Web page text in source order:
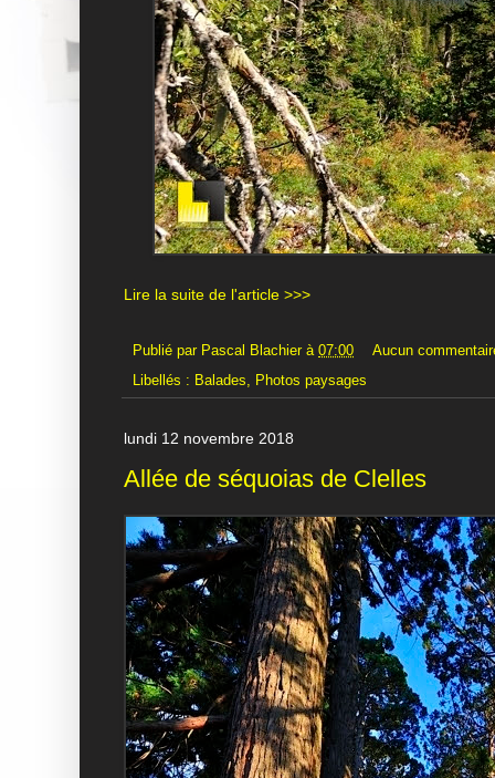
Lire la suite de l'article >>>
Publié par Pascal Blachier à 07:00
Aucun
Libellés : Balades Photos paysages
lundi 12 novembre 2018
Allée de séquoias de Clelles